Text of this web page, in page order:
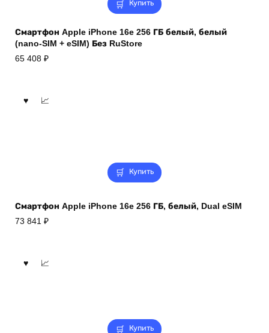
Купить
Смартфон Apple iPhone 16e 256 ГБ белый, белый
(nano-SIM + eSIM) Без RuStore
65 408 ₽
Купить
Смартфон Apple iPhone 16e 256 ГБ, белый, Dual eSIM
73 841 ₽
Купить